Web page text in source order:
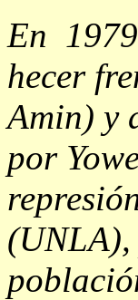
En
hecer
Amin) y
por
(UNLA),